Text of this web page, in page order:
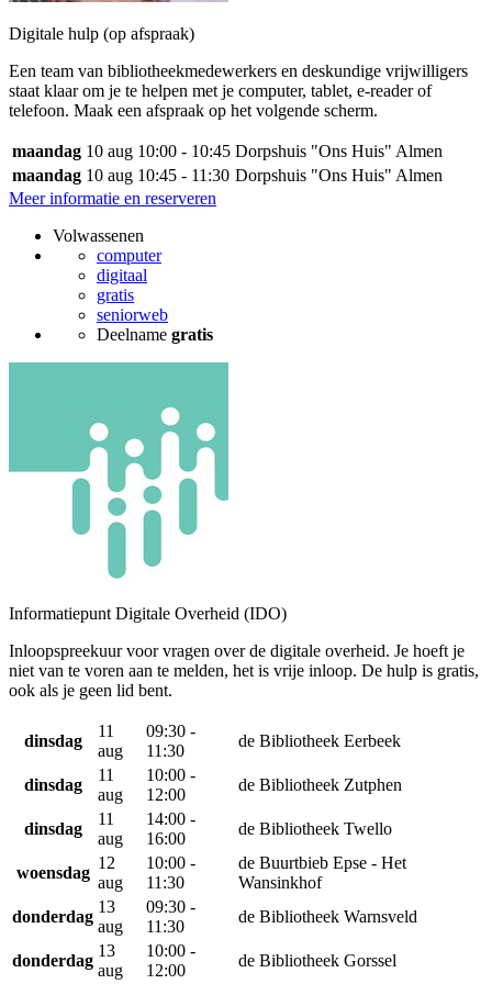
Digitale hulp (op afspraak)
Een team van bibliotheekmedewerkers en deskundige vrijwilligers
staat klaar om je te helpen met je computer, tablet, e-reader of
telefoon. Maak een afspraak op het volgende scherm.
maandag 10 aug 10:00 - 10:45 Dorpshuis "Ons Huis" Almen
maandag 10 aug 10:45 - 11:30 Dorpshuis "Ons Huis" Almen
Meer informatie en reserveren
Volwassenen
computer
digitaal
gratis
seniorweb
Deelname gratis
Informatiepunt Digitale Overheid (IDO)
Inloopspreekuur voor vragen over de digitale overheid. Je hoeft je
niet van te voren aan te melden, het is vrije inloop. De hulp is gratis,
ook als je geen lid bent.
dinsdag
11
aug
09:30 -
11:30
de Bibliotheek Eerbeek
dinsdag
11
aug
10:00 -
12:00
de Bibliotheek Zutphen
dinsdag
11
aug
14:00 -
16:00
de Bibliotheek Twello
woensdag
12
aug
10:00 -
11:30
de Buurtbieb Epse - Het
Wansinkhof
donderdag
13
aug
09:30 -
11:30
de Bibliotheek Warnsveld
donderdag
13
aug
10:00 -
12:00
de Bibliotheek Gorssel